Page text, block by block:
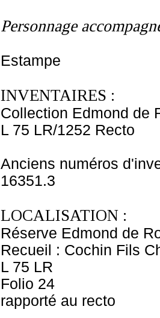
Personnage
Estampe
INVENTAIRES :
Collection Edmond de
L 75 LR/1252 Recto
Anciens numéros
16351.3
LOCALISATION :
Réserve Edmond de
Recueil : Cochin Fils
L 75 LR
Folio 24
rapporté au recto